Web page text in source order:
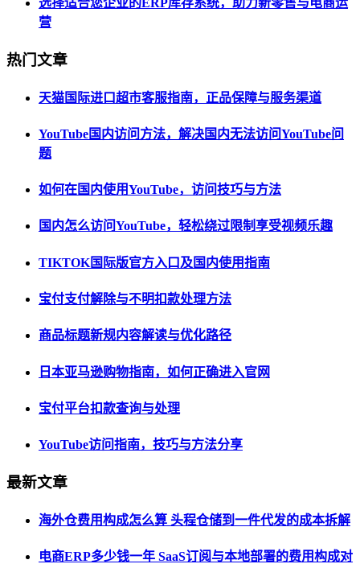
选择适合您企业的ERP库存系统，助力新零售与电商运
营
热门文章
天猫国际进口超市客服指南，正品保障与服务渠道
YouTube国内访问方法，解决国内无法访问YouTube问
题
如何在国内使用YouTube，访问技巧与方法
国内怎么访问YouTube，轻松绕过限制享受视频乐趣
TIKTOK国际版官方入口及国内使用指南
宝付支付解除与不明扣款处理方法
商品标题新规内容解读与优化路径
日本亚马逊购物指南，如何正确进入官网
宝付平台扣款查询与处理
YouTube访问指南，技巧与方法分享
最新文章
海外仓费用构成怎么算 头程仓储到一件代发的成本拆解
电商ERP多少钱一年 SaaS订阅与本地部署的费用构成对